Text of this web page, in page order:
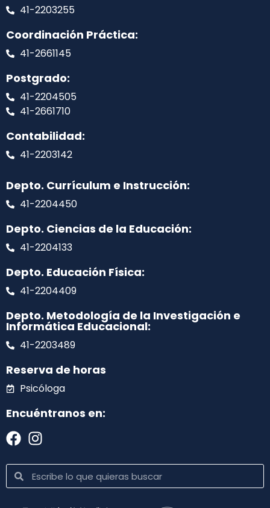
41-2203255
Coordinación Práctica:
41-2661145
Postgrado:
41-2204505
41-2661710
Contabilidad:
41-2203142
Depto. Currículum e Instrucción:
41-2204450
Depto. Ciencias de la Educación:
41-2204133
Depto. Educación Física:
41-2204409
Depto. Metodología de la Investigación e
Informática Educacional:
41-2203489
Reserva de horas
Psicóloga
Encuéntranos en: